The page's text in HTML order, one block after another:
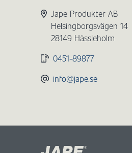
Jape Produkter AB
Helsingborgsvägen 14
28149 Hässleholm
0451-89877
info@jape.se